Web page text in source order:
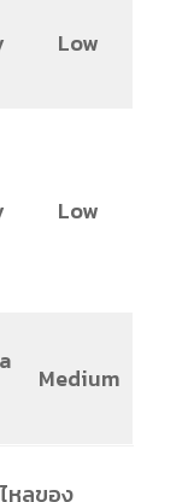
Low
Low
Medium
หลของ